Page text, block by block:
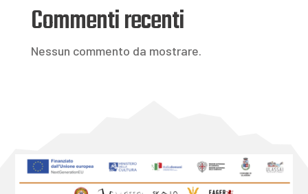
Commenti recenti
Nessun commento da mostrare.